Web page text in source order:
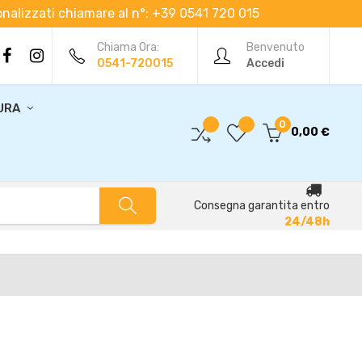
chiamare al n°: +39 0541 720 015
Benvenuto
Accedi
Chiama Ora:
0541-720015
0
0,00 €
Consegna garantita entro
24/48h